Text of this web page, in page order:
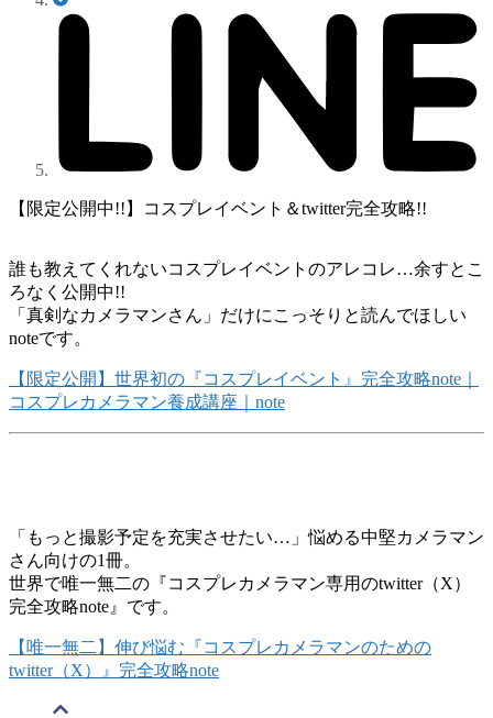
【限定公開中!!】コスプレイベント＆twitter完全攻略!!
誰も教えてくれないコスプレイベントのアレコレ…余すとこ
ろなく公開中!!
「真剣なカメラマンさん」だけにこっそりと読んでほしい
noteです。
【限定公開】世界初の『コスプレイベント』完全攻略note｜
コスプレカメラマン養成講座｜note
「もっと撮影予定を充実させたい…」悩める中堅カメラマン
さん向けの1冊。
世界で唯一無二の『コスプレカメラマン専用のtwitter（X）
完全攻略note』です。
【唯一無二】伸び悩む『コスプレカメラマンのための
twitter（X）』完全攻略note